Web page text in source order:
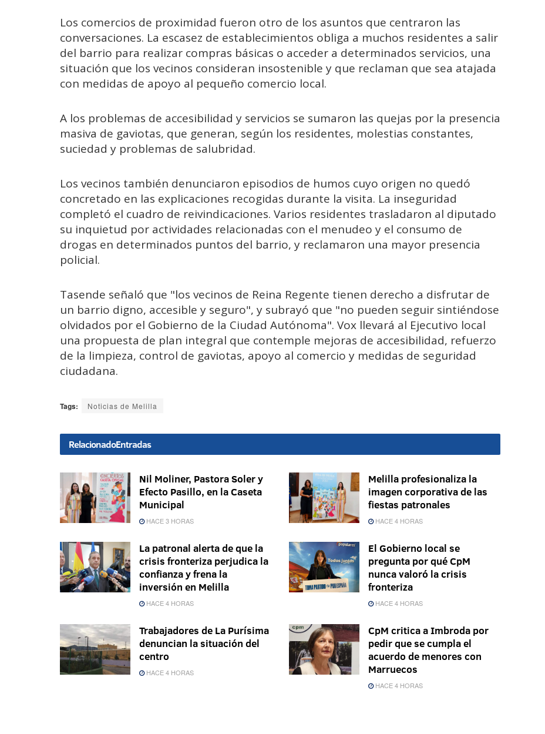
Los comercios de proximidad fueron otro de los asuntos que centraron las
conversaciones. La escasez de establecimientos obliga a muchos residentes a salir
del barrio para realizar compras básicas o acceder a determinados servicios, una
situación que los vecinos consideran insostenible y que reclaman que sea atajada
con medidas de apoyo al pequeño comercio local.
A los problemas de accesibilidad y servicios se sumaron las quejas por la presencia
masiva de gaviotas, que generan, según los residentes, molestias constantes,
suciedad y problemas de salubridad.
Los vecinos también denunciaron episodios de humos cuyo origen no quedó
concretado en las explicaciones recogidas durante la visita. La inseguridad
completó el cuadro de reivindicaciones. Varios residentes trasladaron al diputado
su inquietud por actividades relacionadas con el menudeo y el consumo de
drogas en determinados puntos del barrio, y reclamaron una mayor presencia
policial.
Tasende señaló que "los vecinos de Reina Regente tienen derecho a disfrutar de
un barrio digno, accesible y seguro", y subrayó que "no pueden seguir sintiéndose
olvidados por el Gobierno de la Ciudad Autónoma". Vox llevará al Ejecutivo local
una propuesta de plan integral que contemple mejoras de accesibilidad, refuerzo
de la limpieza, control de gaviotas, apoyo al comercio y medidas de seguridad
ciudadana.
Tags: Noticias de Melilla
RelacionadoEntradas
Nil Moliner, Pastora Soler y
Efecto Pasillo, en la Caseta
Municipal
HACE 3 HORAS
Melilla profesionaliza la
imagen corporativa de las
fiestas patronales
HACE 4 HORAS
La patronal alerta de que la
crisis fronteriza perjudica la
confianza y frena la
inversión en Melilla
HACE 4 HORAS
El Gobierno local se
pregunta por qué CpM
nunca valoró la crisis
fronteriza
HACE 4 HORAS
Trabajadores de La Purísima
denuncian la situación del
centro
HACE 4 HORAS
CpM critica a Imbroda por
pedir que se cumpla el
acuerdo de menores con
Marruecos
HACE 4 HORAS